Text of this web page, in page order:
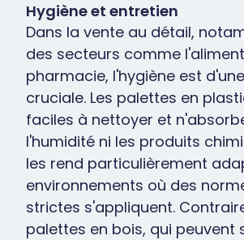
Hygiène et entretien
Dans la vente au détail,
des secteurs comme
pharmacie, l'hygiène est
cruciale. Les palettes en
faciles à nettoyer et
l'humidité ni les produits
les rend particulièrement
environnements où des
strictes s'appliquent.
palettes en bois, qui peuvent